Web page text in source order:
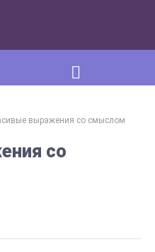
выражения со смыслом
со